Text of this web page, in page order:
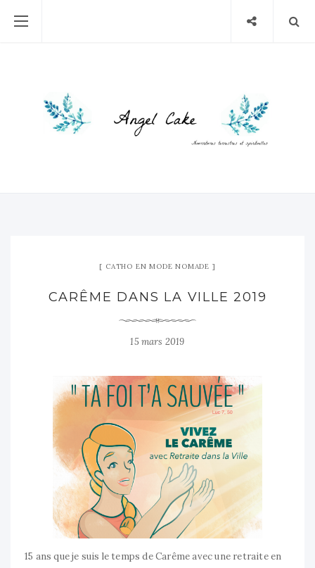
CATHO EN MODE NOMADE
CARÊME DANS LA VILLE 2019
15 mars 2019
15 ans que je suis le temps de Carême avec une retraite en